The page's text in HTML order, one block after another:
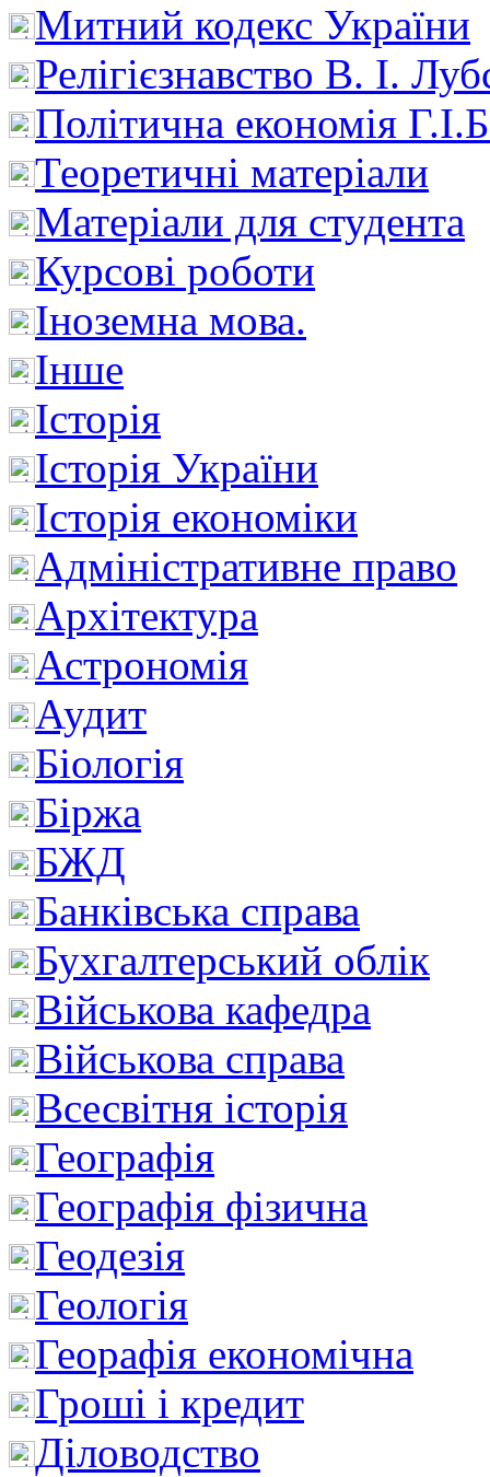
Митний кодекс України
Релігієзнавство В. І.
Політична економія
Теоретичні матеріали
Матеріали для студента
Курсові роботи
Іноземна мова.
Інше
Історія
Історія України
Історія економіки
Адміністративне право
Архітектура
Астрономія
Аудит
Біологія
Біржа
БЖД
Банківська справа
Бухгалтерський облік
Військова кафедра
Військова справа
Всесвітня історія
Географія
Географія фізична
Геодезія
Геологія
Георафія економічна
Гроші і кредит
Діловодство